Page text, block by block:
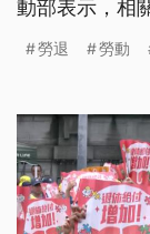
動部表示，相
（2026）年
勞退 勞動